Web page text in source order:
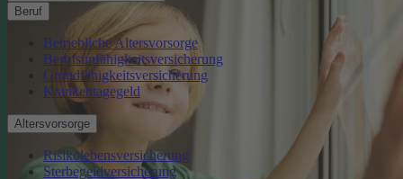
Beruf
Betriebliche Altersvorsorge
Berufsunfähigkeitsversicherung
Grundfähigkeitsversicherung
Krankentagegeld
Altersvorsorge
Risikolebensversicherung
Sterbegeldversicherung